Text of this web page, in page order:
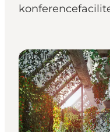
Hoteller